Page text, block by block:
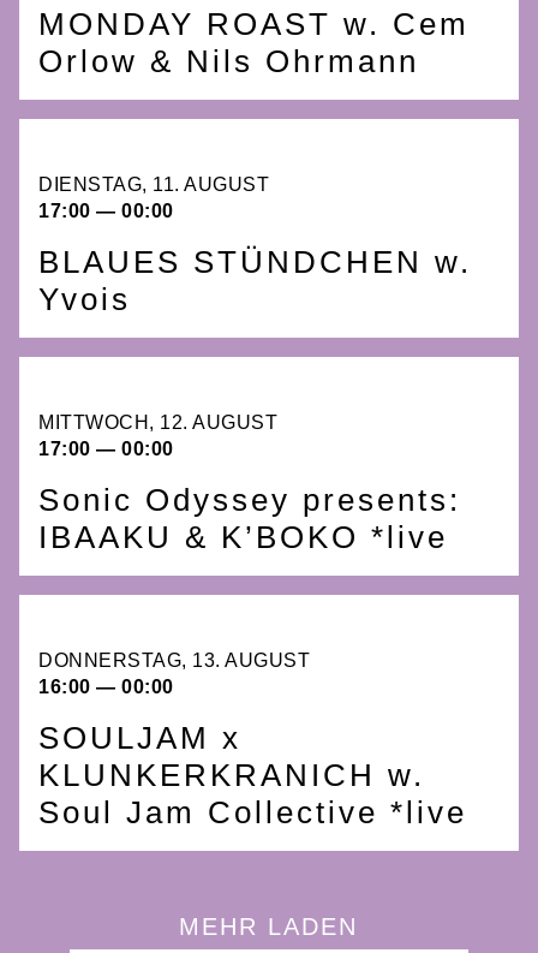
MONDAY ROAST w. Cem
Orlow & Nils Ohrmann
DIENSTAG, 11. AUGUST
17:00 — 00:00
BLAUES STÜNDCHEN w.
Yvois
MITTWOCH, 12. AUGUST
17:00 — 00:00
Sonic Odyssey presents:
IBAAKU & K’BOKO *live
DONNERSTAG, 13. AUGUST
16:00 — 00:00
SOULJAM x
KLUNKERKRANICH w.
Soul Jam Collective *live
MEHR LADEN